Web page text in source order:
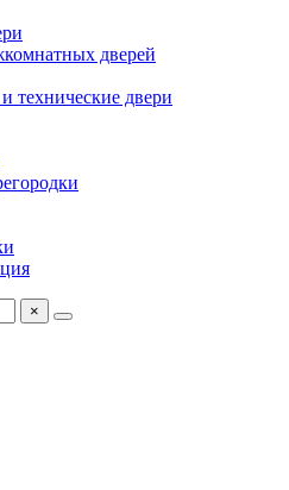
дверей
технические двери
×